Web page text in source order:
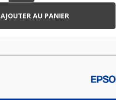
AJOUTER AU PANIER